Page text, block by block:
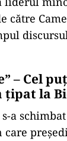
către
– Cel
ţipat la
a